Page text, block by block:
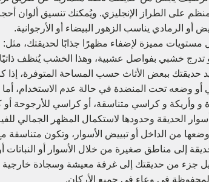
على الطراز الإنجليزي. ويُمكنك تنسيق ألوان
أو الرمادي يناسب الزهور البيضاء أو الأرجوانية.
مميزة لإضفاء مظهرًا جذابًا لحديقتك،
تدرج خشبي بفواصل عشبية، وهذا الخشب يُنظف ذاتيًا
حديقتك ببعض الأثاث حسب المساحة المتوفرة،
أو وضعه تحت المنضدة في حالة عدم الاستخدام،
وأريكة و كراسي متناسقة، أو كراسي للأرجوحة
بأسوار الحديقة وحدودها لاستكمال المظهر الجمالي
من الداخل أو تبييض الأسوار، وتكون متناسقة
إلى مناطق صغيرة من خلال الأسوار أو النباتات
جزء من حديقتك إلى غرفة معيشة وسجادة خارجية
المحفوظة في وعاء في جميع الأركان.